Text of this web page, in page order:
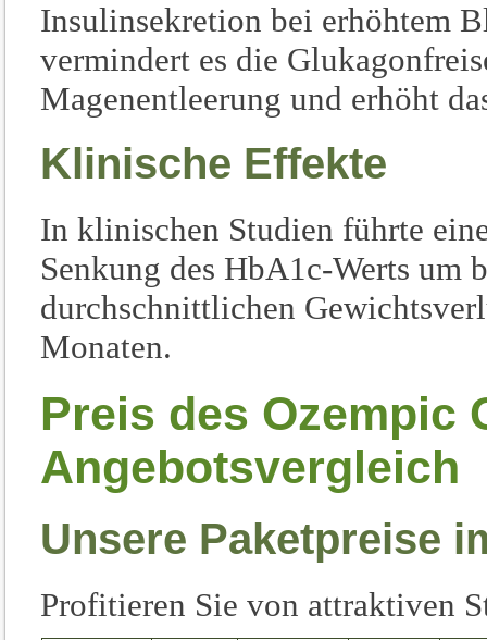
Insulinsekretion bei erhöhtem
vermindert es die
Magenentleerung und erhöht
Klinische Effekte
In klinischen Studien führte
Senkung des HbA1c-Werts um
durchschnittlichen
Monaten.
Preis des Ozempic
Angebotsvergleich
Unsere Paketpreise
Profitieren Sie von attraktiven